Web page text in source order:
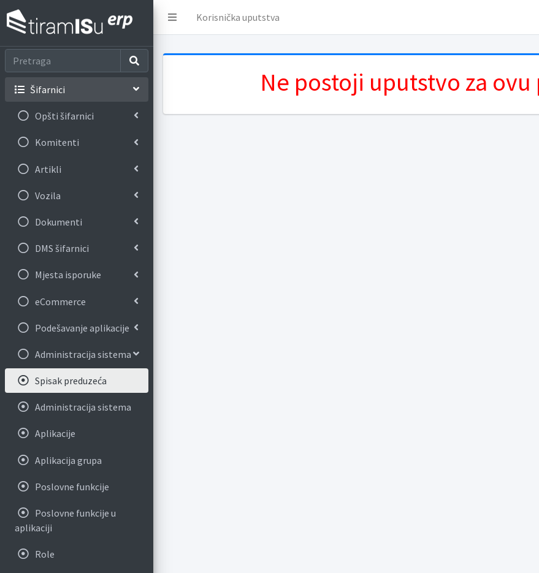
Korisnička uputstva
Šifarnici
Opšti šifarnici
Komitenti
Artikli
Vozila
Dokumenti
DMS šifarnici
Mjesta isporuke
eCommerce
Podešavanje aplikacije
Administracija sistema
Spisak preduzeća
Administracija sistema
Aplikacije
Aplikacija grupa
Poslovne funkcije
Poslovne funkcije u
aplikaciji
Role
Ne postoji uputstvo za